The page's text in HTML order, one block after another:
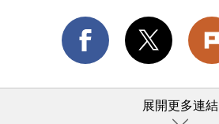
展開更多連結